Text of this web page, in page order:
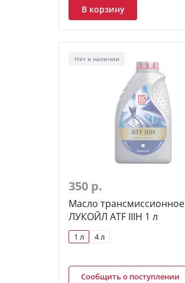
В корзину
Нет в наличии
350 р.
Масло трансмиссионное
ЛУКОЙЛ ATF IIIH 1 л
1 л 4 л
Сообщить о поступлении